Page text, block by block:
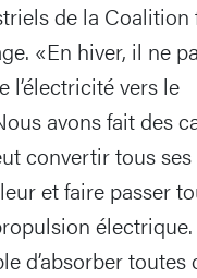
de la Coalition
«En hiver, il ne
l’électricité vers le
avons fait des
convertir tous
et faire passer
d’absorber toutes